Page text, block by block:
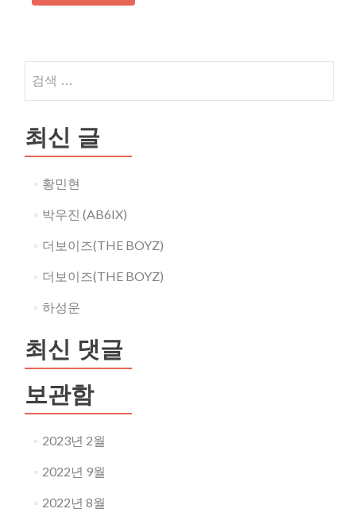
색
최신 글
황민현
박우진 (AB6IX)
더보이즈(THE BOYZ)
더보이즈(THE BOYZ)
하성운
최신 댓글
보관함
2023년 2월
2022년 9월
2022년 8월